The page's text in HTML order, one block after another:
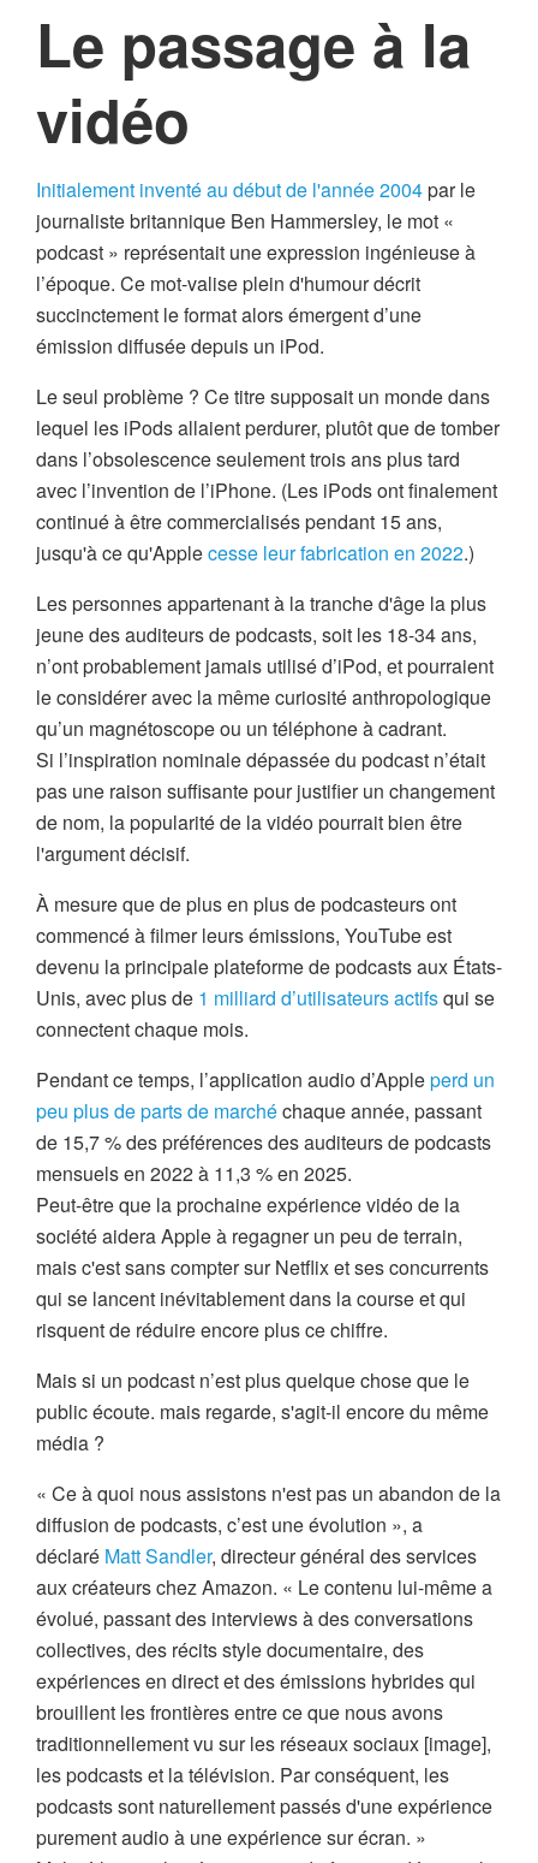
Le passage à la
vidéo
Initialement inventé au début de l'année 2004par le
journaliste britannique Ben Hammersley, le mot «
podcast » représentait une expression ingénieuse à
l’époque. Ce mot-valise plein d'humour décrit
succinctement le format alors émergent d’une
émission diffusée depuis un iPod.
Le seul problème ? Ce titre supposait un monde dans
lequel les iPods allaient perdurer, plutôt que de tomber
dans l’obsolescence seulement trois ans plus tard
avec l’invention de l’iPhone. (Les iPods ont finalement
continué à être commercialisés pendant 15 ans,
jusqu'à ce qu'Applecesse leur fabrication en 2022.)
Les personnes appartenant à la tranche d'âge la plus
jeune des auditeurs de podcasts, soit les 18-34 ans,
n’ont probablement jamais utilisé d’iPod, et pourraient
le considérer avec la même curiosité anthropologique
qu’un magnétoscope ou un téléphone à cadrant.
Si l’inspiration nominale dépassée du podcast n’était
pas une raison suffisante pour justifier un changement
de nom, la popularité de la vidéo pourrait bien être
l'argument décisif.
À mesure que de plus en plus de podcasteurs ont
commencé à filmer leurs émissions, YouTube est
devenu la principale plateforme de podcasts aux États-
Unis, avec plus de 1 milliard d’utilisateurs actifsqui se
connectent chaque mois.
Pendant ce temps, l’application audio d’Appleperd un
peu plus de parts de marchéchaque année, passant
de 15,7 % des préférences des auditeurs de podcasts
mensuels en 2022 à 11,3 % en 2025.
Peut-être que la prochaine expérience vidéo de la
société aidera Apple à regagner un peu de terrain,
mais c'est sans compter sur Netflix et ses concurrents
qui se lancent inévitablement dans la course et qui
risquent de réduire encore plus ce chiffre.
Mais si un podcast n’est plus quelque chose que le
public écoute. mais regarde, s'agit-il encore du même
média ?
« Ce à quoi nous assistons n'est pas un abandon de la
diffusion de podcasts, c’est une évolution », a
déclaré Matt Sandler, directeur général des services
aux créateurs chez Amazon. « Le contenu lui-même a
évolué, passant des interviews à des conversations
collectives, des récits style documentaire, des
expériences en direct et des émissions hybrides qui
brouillent les frontières entre ce que nous avons
traditionnellement vu sur les réseaux sociaux [image],
les podcasts et la télévision. Par conséquent, les
podcasts sont naturellement passés d'une expérience
purement audio à une expérience sur écran. »